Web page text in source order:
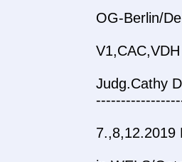
OG-Berlin/
Judg.Cathy
7.,8,12.2019